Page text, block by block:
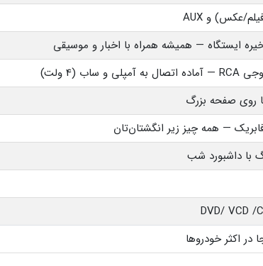
روی صفحه بزرگ
— همه چیز زیر انگشتان‌تان
با داشبورد شب
DVD/ VCD /